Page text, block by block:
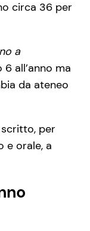
circa 36 per
a
all’anno ma
da ateneo
per
e orale, a